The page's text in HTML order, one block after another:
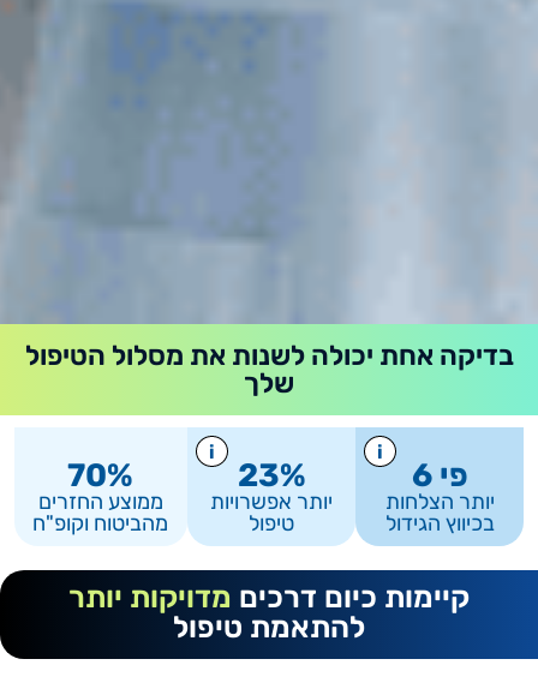
בדיקה אחת יכולה לשנות את מסלול הטיפול
שלך
i
פי 6
יותר הצלחות
בכיווץ הגידול
i
%
23
יותר אפשרויות
טיפול
%
70
ממוצע החזרים
מהביטוח וקופ"ח
קיימות כיום דרכים מדויקות יותר
להתאמת טיפול